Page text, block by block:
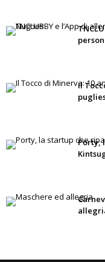
Il
Porty,